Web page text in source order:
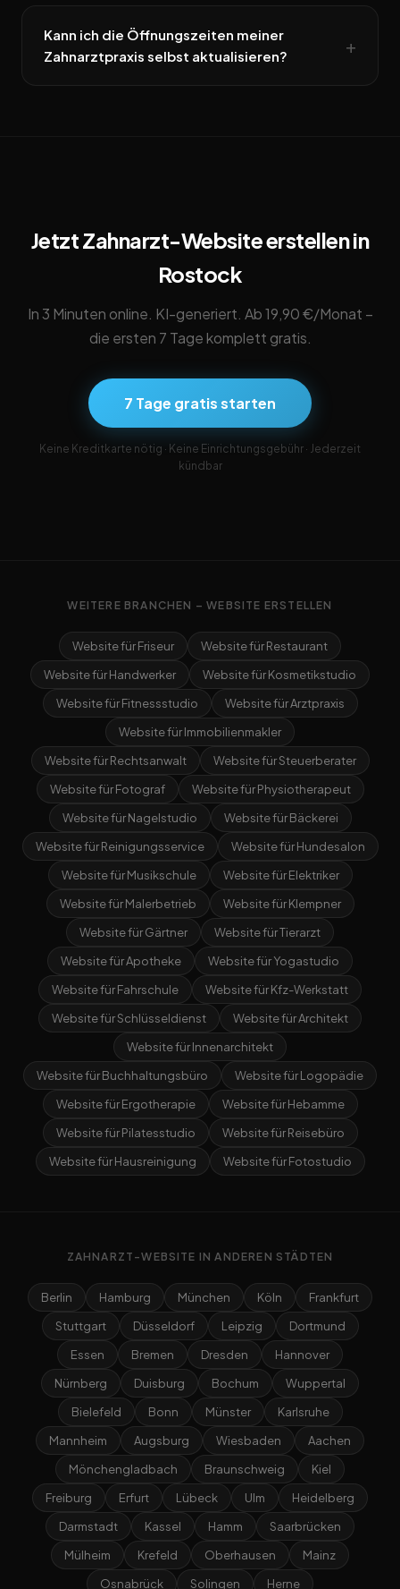
Kann ich die Öffnungszeiten meiner
Zahnarztpraxis selbst aktualisieren?
Jetzt Zahnarzt-Website erstellen in
Rostock
In 3 Minuten online. KI-generiert. Ab 19,90 €/Monat –
die ersten 7 Tage komplett gratis.
7 Tage gratis starten
Keine Kreditkarte nötig · Keine Einrichtungsgebühr · Jederzeit
kündbar
WEITERE BRANCHEN – WEBSITE ERSTELLEN
Website für Friseur
Website für Restaurant
Website für Handwerker
Website für Kosmetikstudio
Website für Fitnessstudio
Website für Arztpraxis
Website für Immobilienmakler
Website für Rechtsanwalt
Website für Steuerberater
Website für Fotograf
Website für Physiotherapeut
Website für Nagelstudio
Website für Bäckerei
Website für Reinigungsservice
Website für Hundesalon
Website für Musikschule
Website für Elektriker
Website für Malerbetrieb
Website für Klempner
Website für Gärtner
Website für Tierarzt
Website für Apotheke
Website für Yogastudio
Website für Fahrschule
Website für Kfz-Werkstatt
Website für Schlüsseldienst
Website für Architekt
Website für Innenarchitekt
Website für Buchhaltungsbüro
Website für Logopädie
Website für Ergotherapie
Website für Hebamme
Website für Pilatesstudio
Website für Reisebüro
Website für Hausreinigung
Website für Fotostudio
ZAHNARZT-WEBSITE IN ANDEREN STÄDTEN
Berlin Hamburg München Köln
Frankfurt
Stuttgart
Düsseldorf Leipzig
Dortmund
Essen
Bremen Dresden
Hannover
Nürnberg
Duisburg Bochum
Wuppertal
Bielefeld
Bonn Münster
Karlsruhe
Mannheim
Augsburg Wiesbaden
Aachen
Mönchengladbach
Braunschweig
Kiel
Freiburg
Erfurt Lübeck Ulm
Heidelberg
Darmstadt
Kassel Hamm
Saarbrücken
Mülheim
Krefeld Oberhausen
Mainz
Osnabrück
Solingen Herne